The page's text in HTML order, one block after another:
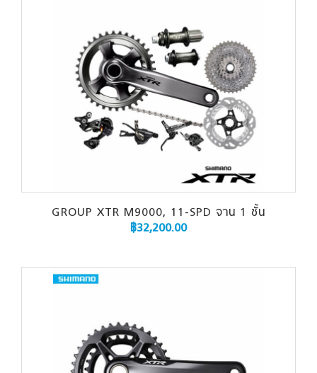
GROUP XTR M9000, 11-SPD จาน 1 ชั้น
฿32,200.00